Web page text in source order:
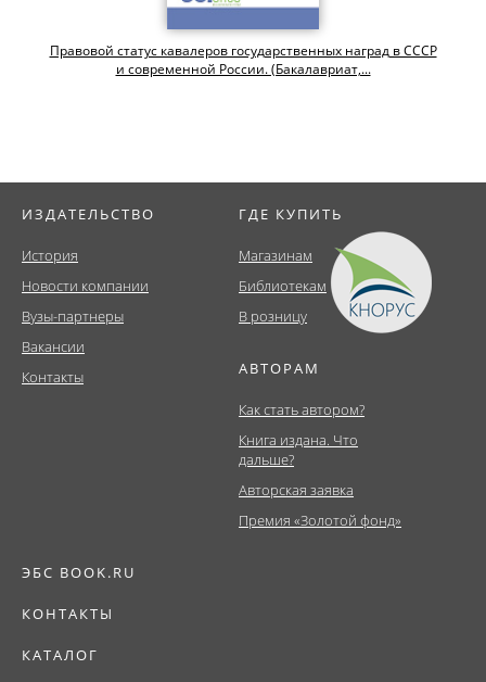
Правовой статус кавалеров государственных наград в СССР
и современной России. (Бакалавриат,...
ИЗДАТЕЛЬСТВО
История
Новости компании
Вузы-партнеры
Вакансии
Контакты
ГДЕ КУПИТЬ
Магазинам
Библиотекам
В розницу
АВТОРАМ
Как стать автором?
Книга издана. Что
дальше?
Авторская заявка
Премия «Золотой фонд»
ЭБС BOOK.RU
КОНТАКТЫ
КАТАЛОГ